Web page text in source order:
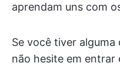
aprendam uns com
Se você tiver
não hesite em